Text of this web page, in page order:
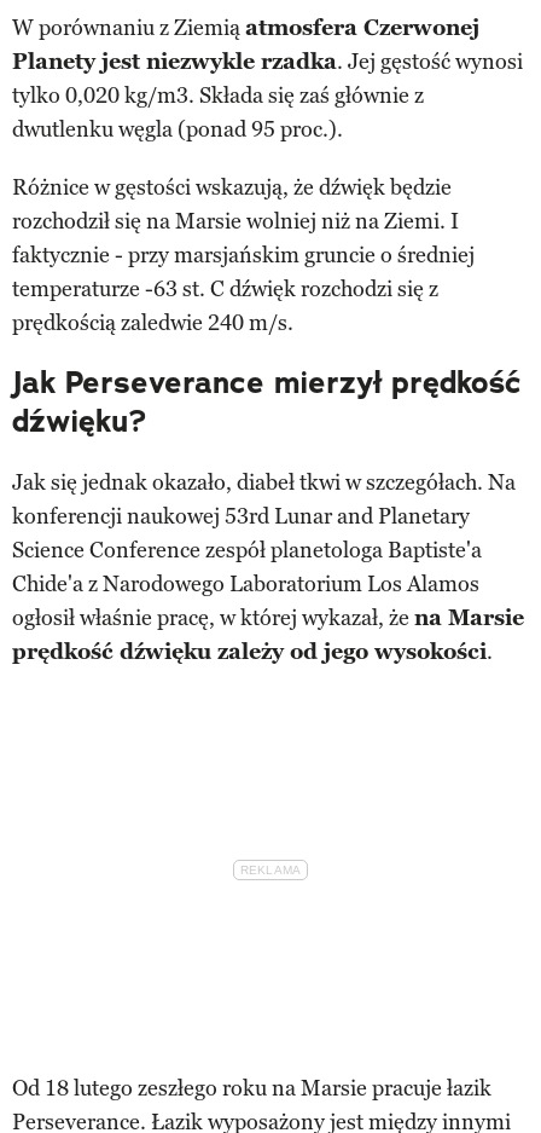
W porównaniu z Ziemiąatmosfera Czerwonej
Planety jest niezwykle rzadka. Jej gęstość wynosi
tylko 0,020 kg/m3. Składa się zaś głównie z
dwutlenku węgla (ponad 95 proc.).
Różnice w gęstości wskazują, że dźwięk będzie
rozchodził się na Marsie wolniej niż na Ziemi. I
faktycznie - przy marsjańskim gruncie o średniej
temperaturze -63 st. C dźwięk rozchodzi się z
prędkością zaledwie 240 m/s.
Jak Perseverance mierzył prędkość
dźwięku?
Jak się jednak okazało, diabeł tkwi w szczegółach. Na
konferencji naukowej 53rd Lunar and Planetary
Science Conference zespół planetologa Baptiste'a
Chide'a z Narodowego Laboratorium Los Alamos
ogłosił właśnie pracę, w której wykazał, że na Marsie
prędkość dźwięku zależy od jego wysokości.
Od 18 lutego zeszłego roku na Marsie pracuje łazik
Perseverance. Łazik wyposażony jest między innymi